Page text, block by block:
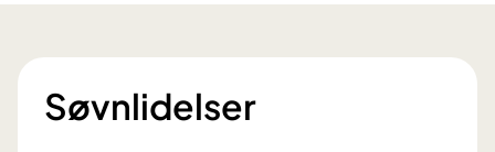
Søvnlidelser